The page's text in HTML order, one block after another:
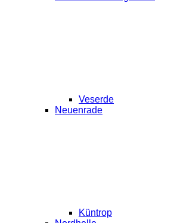
Veserde
Neuenrade
Küntrop